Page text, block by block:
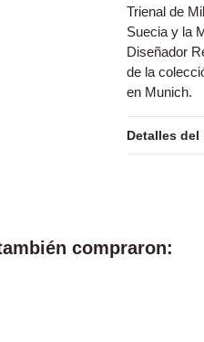
Trienal de
Suecia y la
Diseñador
de la
en Munich.
Detalles
compraron: